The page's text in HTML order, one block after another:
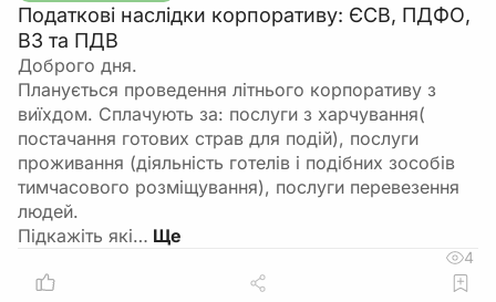
Податкові наслідки корпоративу: ЄСВ, ПДФО,
ВЗ та ПДВ
Доброго дня.
Планується проведення літнього корпоративу з
виїхдом. Сплачують за: послуги з харчування(
постачання готових страв для подій), послуги
проживання (діяльність готелів і подібних зособів
тимчасового розміщування), послуги перевезення
людей.
Підкажіть які…
4